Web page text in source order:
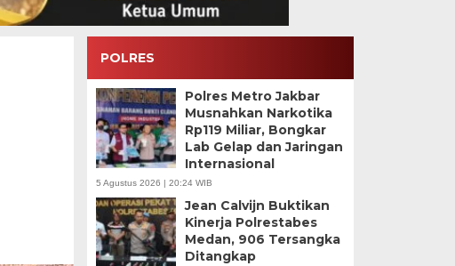
POLRES
Polres Metro Jakbar
Musnahkan Narkotika
Rp119 Miliar, Bongkar
Lab Gelap dan Jaringan
Internasional
5 Agustus 2026 | 20:24 WIB
Jean Calvijn Buktikan
Kinerja Polrestabes
Medan, 906 Tersangka
Ditangkap